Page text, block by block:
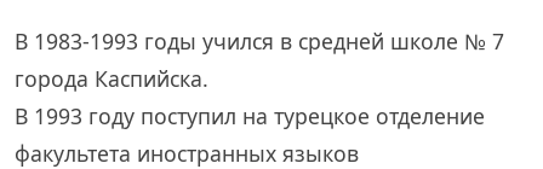
В 1983-1993 годы учился в средней школе № 7
города Каспийска.
В 1993 году поступил на турецкое отделение
факультета иностранных языков